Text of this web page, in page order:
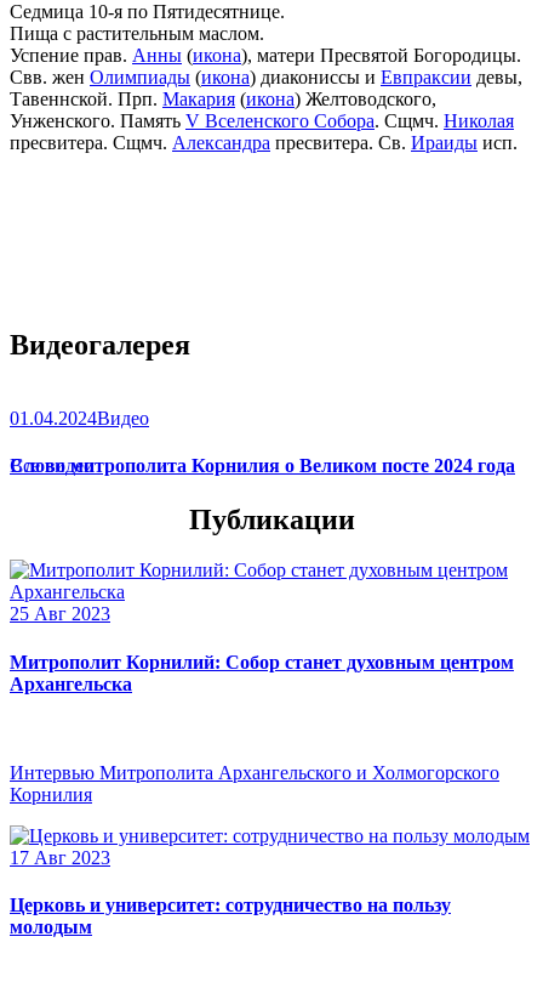
Седмица 10-я по Пятидесятнице.
Пища с растительным маслом.
Успение прав. Анны (икона), матери Пресвятой Богородицы.
Свв. жен Олимпиады (икона) диакониссы и Евпраксии девы,
Тавеннской. Прп. Макария (икона) Желтоводского,
Унженского. Память V Вселенского Собора. Сщмч. Николая
пресвитера. Сщмч. Александра пресвитера. Св. Ираиды исп.
Видеогалерея
01.04.2024Видео
Слово митрополита Корнилия о Великом посте 2024 года
Все видео
Публикации
25 Авг 2023
Митрополит Корнилий: Собор станет духовным центром
Архангельска
Интервью Митрополита Архангельского и Холмогорского
Корнилия
17 Авг 2023
Церковь и университет: сотрудничество на пользу
молодым